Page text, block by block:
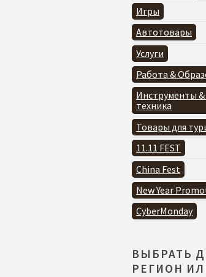
Игры
Автотовары
Услуги
Работа &
Инструменты &
техника
Товары для
11.11 FEST
China Fest
New Year
CyberMonday
ВЫБРАТЬ
РЕГИОН